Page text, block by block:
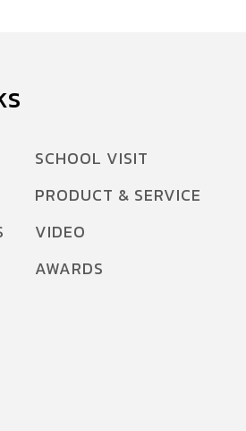
SCHOOL VISIT
PRODUCT & SERVICE
VIDEO
AWARDS